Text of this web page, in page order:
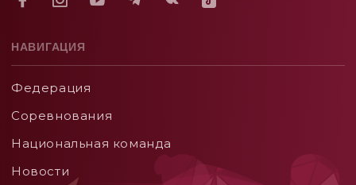
НАВИГАЦИЯ
Федерация
Соревнования
Национальная команда
Новости